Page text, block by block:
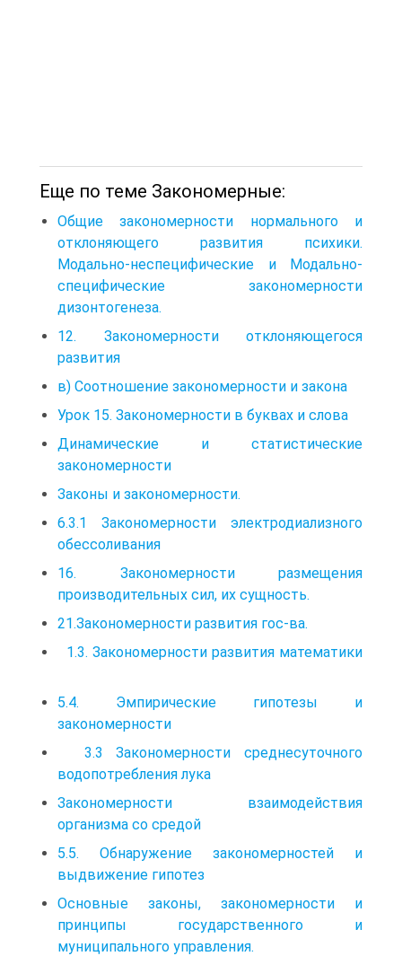
Еще по теме Закономерные:
Общие закономерности нормального и
отклоняющего развития психики.
Модально-неспецифические и Модально-
специфические закономерности
дизонтогенеза.
12. Закономерности отклоняющегося
развития
в) Соотношение закономерности и закона
Урок 15. Закономерности в буквах и слова
Динамические и статистические
закономерности
Законы и закономерности.
6.3.1 Закономерности электродиализного
обессоливания
16. Закономерности размещения
производительных сил, их сущность.
21.Закономерности развития гос-ва.
1.3. Закономерности развития математики
5.4. Эмпирические гипотезы и
закономерности
3.3 Закономерности среднесуточного
водопотребления лука
Закономерности взаимодействия
организма со средой
5.5. Обнаружение закономерностей и
выдвижение гипотез
Основные законы, закономерности и
принципы государственного и
муниципального управления.